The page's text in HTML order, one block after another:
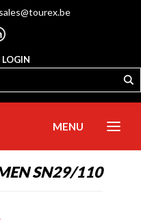
sales@tourex.be
LOGIN
MENU
SN29/110